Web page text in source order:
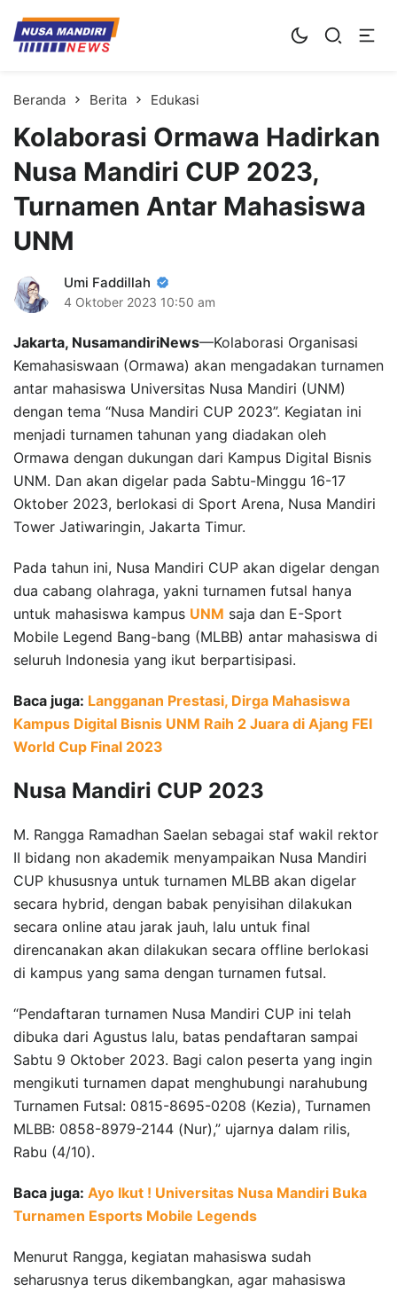
Kampus Digital Bisnis
Universitas Nusa Mandiri
Beranda Berita Edukasi
Kolaborasi Ormawa Hadirkan
Nusa Mandiri CUP 2023,
Turnamen Antar Mahasiswa
UNM
Umi Faddillah
4 Oktober 2023 10:50 am
Jakarta, NusamandiriNews—Kolaborasi Organisasi
Kemahasiswaan (Ormawa) akan mengadakan turnamen
antar mahasiswa Universitas Nusa Mandiri (UNM)
dengan tema “Nusa Mandiri CUP 2023”. Kegiatan ini
menjadi turnamen tahunan yang diadakan oleh
Ormawa dengan dukungan dari Kampus Digital Bisnis
UNM. Dan akan digelar pada Sabtu-Minggu 16-17
Oktober 2023, berlokasi di Sport Arena, Nusa Mandiri
Tower Jatiwaringin, Jakarta Timur.
Pada tahun ini, Nusa Mandiri CUP akan digelar dengan
dua cabang olahraga, yakni turnamen futsal hanya
untuk mahasiswa kampus UNM saja dan E-Sport
Mobile Legend Bang-bang (MLBB) antar mahasiswa di
seluruh Indonesia yang ikut berpartisipasi.
Baca juga: Langganan Prestasi, Dirga Mahasiswa
Kampus Digital Bisnis UNM Raih 2 Juara di Ajang FEI
World Cup Final 2023
Nusa Mandiri CUP 2023
M. Rangga Ramadhan Saelan sebagai staf wakil rektor
II bidang non akademik menyampaikan Nusa Mandiri
CUP khususnya untuk turnamen MLBB akan digelar
secara hybrid, dengan babak penyisihan dilakukan
secara online atau jarak jauh, lalu untuk final
direncanakan akan dilakukan secara offline berlokasi
di kampus yang sama dengan turnamen futsal.
“Pendaftaran turnamen Nusa Mandiri CUP ini telah
dibuka dari Agustus lalu, batas pendaftaran sampai
Sabtu 9 Oktober 2023. Bagi calon peserta yang ingin
mengikuti turnamen dapat menghubungi narahubung
Turnamen Futsal: 0815-8695-0208 (Kezia), Turnamen
MLBB: 0858-8979-2144 (Nur),” ujarnya dalam rilis,
Rabu (4/10).
Baca juga: Ayo Ikut ! Universitas Nusa Mandiri Buka
Turnamen Esports Mobile Legends
Menurut Rangga, kegiatan mahasiswa sudah
seharusnya terus dikembangkan, agar mahasiswa